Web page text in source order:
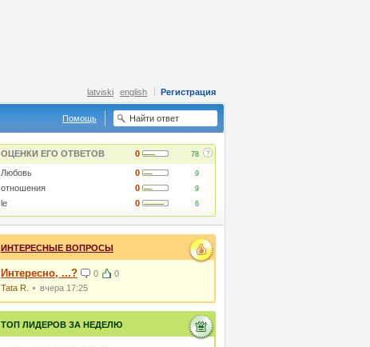
Регистрация
latviski english
Помощь
ОЦЕНКИ ЕГО ОТВЕТОВ 0 78 ?
Любовь 0 9
отношения 0 9
le 0 6
ИНТЕРЕСНЫЕ ВОПРОСЫ
Интересно, ...? 0
0
Tata R.
вчера 17:25
ТОП ЛИДЕРОВ ЗА НЕДЕЛЮ